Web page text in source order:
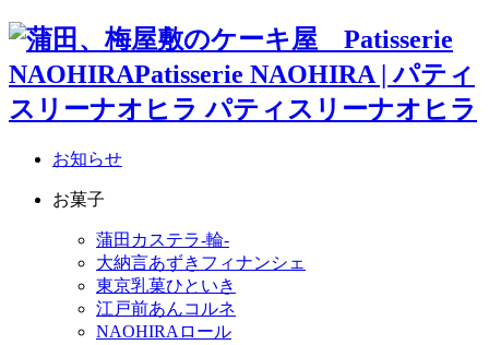
お知らせ
お菓子
蒲田カステラ-輪-
大納言あずきフィナンシェ
東京乳菓ひといき
江戸前あんコルネ
NAOHIRAロール